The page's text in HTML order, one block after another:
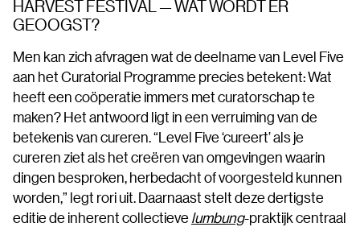
HARVEST FESTIVAL — WAT WORDT ER
GEOOGST?
Men kan zich afvragen wat de deelname van Level Five
aan het Curatorial Programme precies betekent: Wat
heeft een coöperatie immers met curatorschap te
maken? Het antwoord ligt in een verruiming van de
betekenis van cureren. “Level Five ‘cureert’ als je
cureren ziet als het creëren van omgevingen waarin
dingen besproken, herbedacht of voorgesteld kunnen
worden,” legt rori uit. Daarnaast stelt deze dertigste
editie de inherent collectievelumbung-praktijk centraal